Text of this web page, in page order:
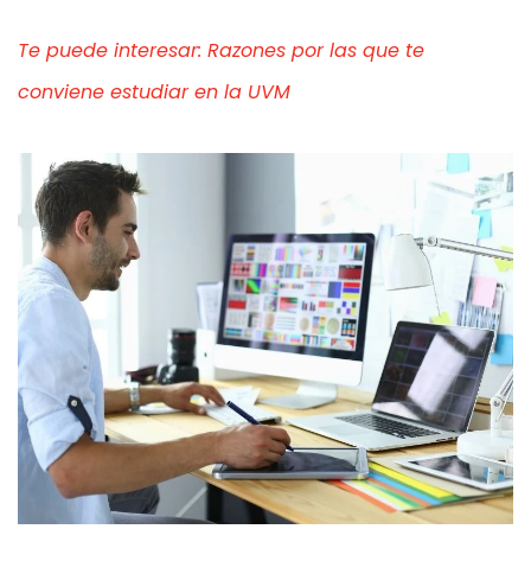
Te puede interesar: Razones por las que te
conviene estudiar en la UVM